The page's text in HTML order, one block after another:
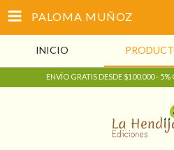
PALOMA MUÑOZ
INICIO
ENVÍO GRATIS DESDE $100.000 -